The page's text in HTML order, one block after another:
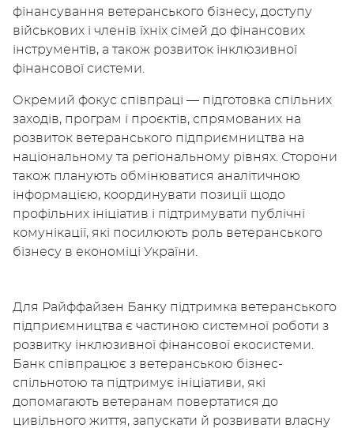
фінансування ветеранського бізнесу, доступу
військових і членів їхніх сімей до фінансових
інструментів, а також розвиток інклюзивної
фінансової системи.
Окремий фокус співпраці — підготовка спільних
заходів, програм і проєктів, спрямованих на
розвиток ветеранського підприємництва на
національному та регіональному рівнях. Сторони
також планують обмінюватися аналітичною
інформацією, координувати позиції щодо
профільних ініціатив і підтримувати публічні
комунікації, які посилюють роль ветеранського
бізнесу в економіці України.
Для Райффайзен Банку підтримка ветеранського
підприємництва є частиною системної роботи з
розвитку інклюзивної фінансової екосистеми.
Банк співпрацює з ветеранською бізнес-
спільнотою та підтримує ініціативи, які
допомагають ветеранам повертатися до
цивільного життя, запускати й розвивати власну